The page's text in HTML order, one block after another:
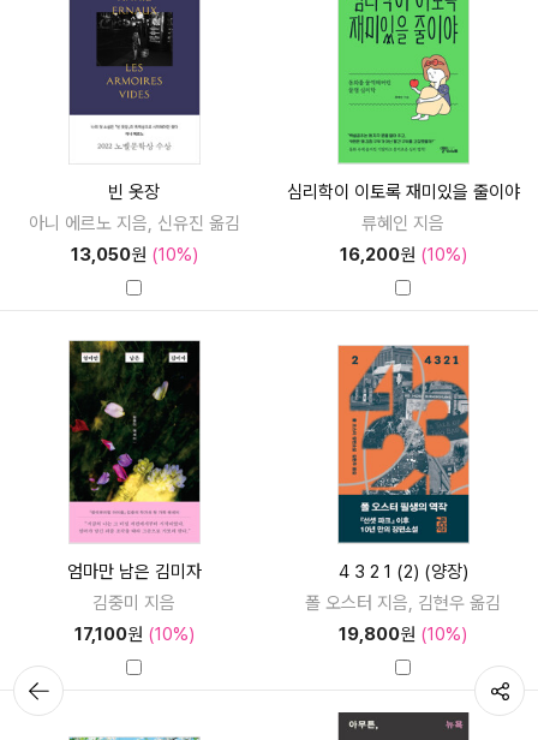
빈 옷장
아니 에르노 지음, 신유진 옮김
13,050원 (10%)
심리학이 이토록 재미있을 줄이야
류혜인 지음
16,200원 (10%)
엄마만 남은 김미자
김중미 지음
17,100원 (10%)
4 3 2 1 (2) (양장)
폴 오스터 지음, 김현우 옮김
19,800원 (10%)
뒤로가
기